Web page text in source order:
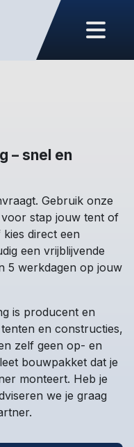
– snel en
Gebruik onze
stap jouw tent of
direct een
een vrijblijvende
5 werkdagen op jouw
is producent en
en constructies,
zelf geen op- en
bouwpakket dat je
monteert. Heb je
we je graag